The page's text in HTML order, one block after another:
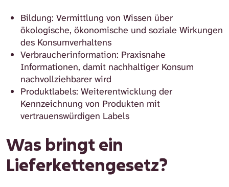
Bildung: Vermittlung von Wissen über
ökologische, ökonomische und soziale Wirkungen
des Konsumverhaltens
Verbraucherinformation: Praxisnahe
Informationen, damit nachhaltiger Konsum
nachvollziehbarer wird
Produktlabels: Weiterentwicklung der
Kennzeichnung von Produkten mit
vertrauenswürdigen Labels
Was bringt ein
Lieferkettengesetz?